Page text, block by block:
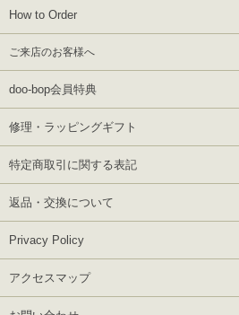
How to Order
ご来店のお客様へ
doo-bop会員特典
修理・ラッピングギフト
特定商取引に関する表記
返品・交換について
Privacy Policy
アクセスマップ